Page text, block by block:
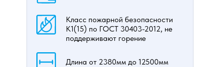
Класс пожарной безопасности
К1(15) по ГОСТ 30403-2012, не
поддерживают горение
Длина от 2380мм до 12500мм